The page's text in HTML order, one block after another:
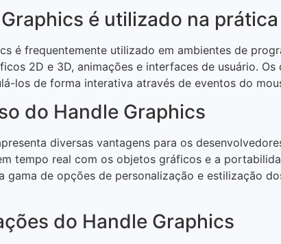
é utilizado na prática
é frequentemente utilizado em ambientes de
2D e 3D, animações e interfaces de usuário.
los de forma interativa através de eventos do
do Handle Graphics
diversas vantagens para os
tempo real com os objetos gráficos e a
gama de opções de personalização e estilização
do Handle Graphics